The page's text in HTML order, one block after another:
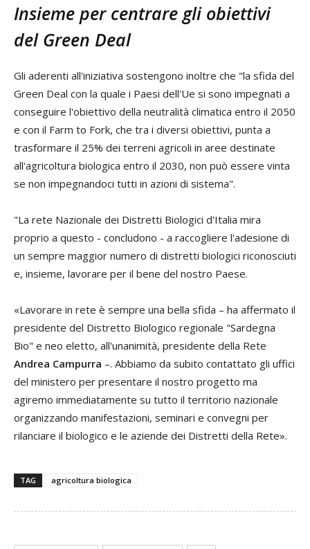
Insieme per centrare gli obiettivi
del Green Deal
Gli aderenti all'iniziativa sostengono inoltre che "la sfida del
Green Deal con la quale i Paesi dell'Ue si sono impegnati a
conseguire l'obiettivo della neutralità climatica entro il 2050
e con il Farm to Fork, che tra i diversi obiettivi, punta a
trasformare il 25% dei terreni agricoli in aree destinate
all'agricoltura biologica entro il 2030, non può essere vinta
se non impegnandoci tutti in azioni di sistema".
"La rete Nazionale dei Distretti Biologici d'Italia mira
proprio a questo - concludono - a raccogliere l'adesione di
un sempre maggior numero di distretti biologici riconosciuti
e, insieme, lavorare per il bene del nostro Paese.
«Lavorare in rete è sempre una bella sfida – ha affermato il
presidente del Distretto Biologico regionale "Sardegna
Bio" e neo eletto, all'unanimità, presidente della Rete
Andrea Campurra –. Abbiamo da subito contattato gli uffici
del ministero per presentare il nostro progetto ma
agiremo immediatamente su tutto il territorio nazionale
organizzando manifestazioni, seminari e convegni per
rilanciare il biologico e le aziende dei Distretti della Rete».
TAG agricoltura biologica